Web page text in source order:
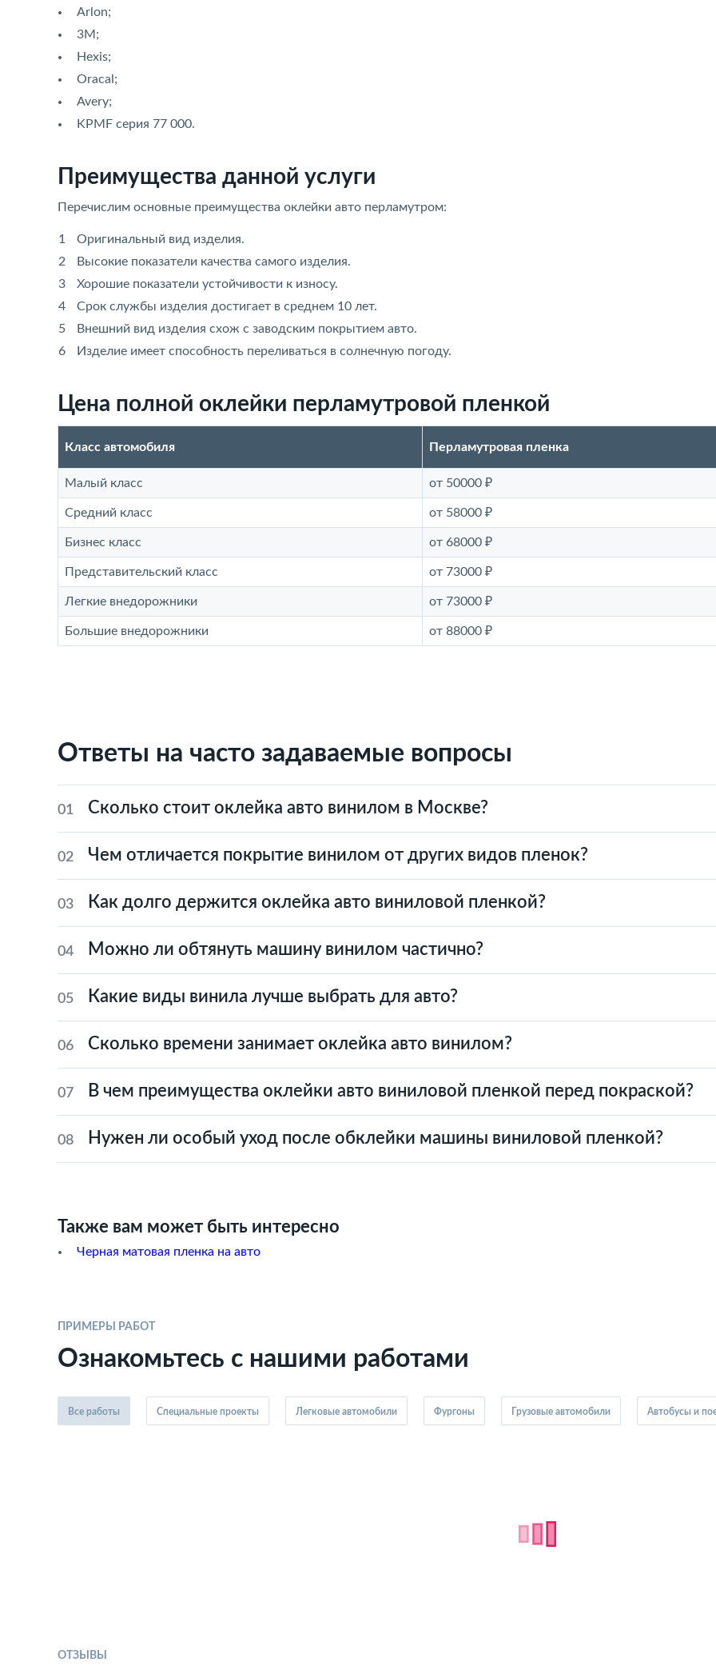
Arlon;
3М;
Hexis;
Oracal;
Avery;
KPMF серия 77 000.
Преимущества данной услуги
Перечислим основные преимущества оклейки авто перламутром:
Оригинальный вид изделия.
Высокие показатели качества самого изделия.
Хорошие показатели устойчивости к износу.
Срок службы изделия достигает в среднем 10 лет.
Внешний вид изделия схож с заводским покрытием авто.
Изделие имеет способность переливаться в солнечную погоду.
Цена полной оклейки перламутровой пленкой
Класс автомобиля Перламутровая пленка
Малый класс от 50000 ₽
Средний класс от 58000 ₽
Бизнес класс от 68000 ₽
Представительский класс от 73000 ₽
Легкие внедорожники от 73000 ₽
Большие внедорожники от 88000 ₽
Ответы на часто задаваемые вопросы
01 Сколько стоит оклейка авто винилом в Москве?
02 Чем отличается покрытие винилом от других видов пленок?
03 Как долго держится оклейка авто виниловой пленкой?
04 Можно ли обтянуть машину винилом частично?
05 Какие виды винила лучше выбрать для авто?
06 Сколько времени занимает оклейка авто винилом?
07 В чем преимущества оклейки авто виниловой пленкой перед покраской?
08 Нужен ли особый уход после обклейки машины виниловой пленкой?
Также вам может быть интересно
Черная матовая пленка на авто
ПРИМЕРЫ РАБОТ
Ознакомьтесь с нашими работами
Все работы Специальные проекты Легковые автомобили Фургоны Грузовые автомобили Автобусы и
ОТЗЫВЫ